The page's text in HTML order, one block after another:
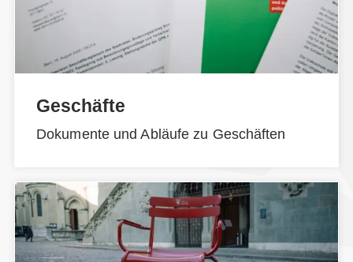
Geschäfte
Dokumente und Abläufe zu Geschäften